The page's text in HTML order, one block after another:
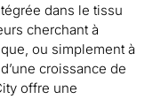
dans le tissu
cherchant à
ou simplement à
croissance de
offre une